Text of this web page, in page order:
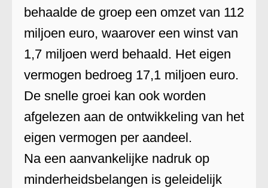
behaalde de groep een omzet van 112
miljoen euro, waarover een winst van
1,7 miljoen werd behaald. Het eigen
vermogen bedroeg 17,1 miljoen euro.
De snelle groei kan ook worden
afgelezen aan de ontwikkeling van het
eigen vermogen per aandeel.
Na een aanvankelijke nadruk op
minderheidsbelangen is geleidelijk